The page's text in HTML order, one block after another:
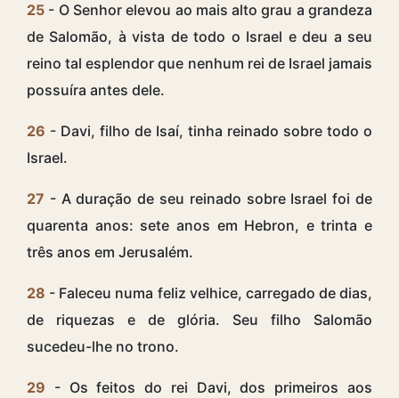
25 - O Senhor elevou ao mais alto grau a grandeza
de Salomão, à vista de todo o Israel e deu a seu
reino tal esplendor que nenhum rei de Israel jamais
possuíra antes dele.
26 - Davi, filho de Isaí, tinha reinado sobre todo o
Israel.
27 - A duração de seu reinado sobre Israel foi de
quarenta anos: sete anos em Hebron, e trinta e
três anos em Jerusalém.
28 - Faleceu numa feliz velhice, carregado de dias,
de riquezas e de glória. Seu filho Salomão
sucedeu-lhe no trono.
29 - Os feitos do rei Davi, dos primeiros aos